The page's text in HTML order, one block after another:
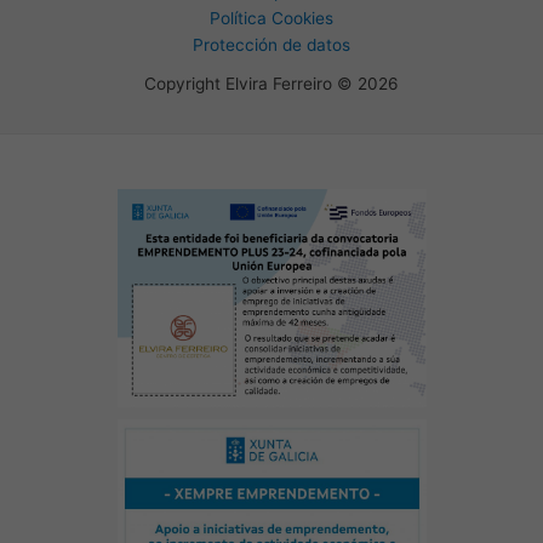
Política Cookies
Protección de datos
Copyright Elvira Ferreiro © 2026